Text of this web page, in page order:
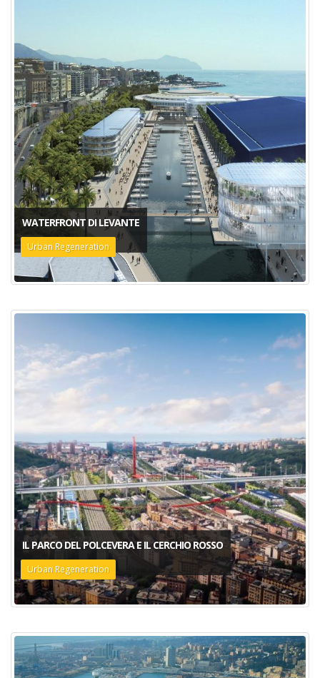
WATERFRONT DI LEVANTE
Urban Regeneration
IL PARCO DEL POLCEVERA E IL CERCHIO ROSSO
Urban Regeneration